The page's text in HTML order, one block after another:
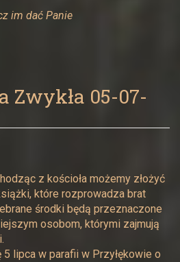
im dać Panie
Zwykła 05-07-
z kościoła możemy złożyć
które rozprowadza brat
środki będą przeznaczone
osobom, którymi zajmują
lipca w parafii w Przyłękowie o